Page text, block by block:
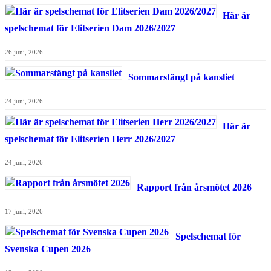
Här är
spelschemat för Elitserien Dam 2026/2027
26 juni, 2026
Sommarstängt på kansliet
24 juni, 2026
Här är
spelschemat för Elitserien Herr 2026/2027
24 juni, 2026
Rapport från årsmötet 2026
17 juni, 2026
Spelschemat för
Svenska Cupen 2026